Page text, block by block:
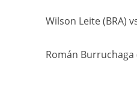
Wilson Leite (BRA)
Román Burruchaga